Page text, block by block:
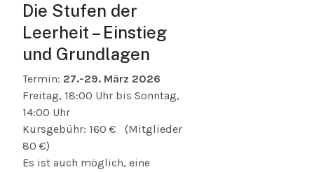
Die Stufen der
Leerheit – Einstieg
und Grundlagen
Termin: 27.-29. März 2026
Freitag, 18:00 Uhr bis Sonntag,
14:00 Uhr
Kursgebühr: 160 € (Mitglieder
80 €)
Es ist auch möglich, eine